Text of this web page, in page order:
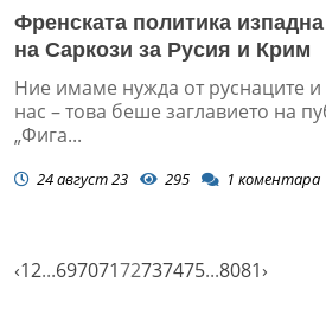
Френската политика
на Саркози за Русия и Крим
Ние имаме нужда от руснаците и
нас – това беше заглавието на
„Фига...
24 август 23 295 1 коментара
‹12...69707172737475...8081›